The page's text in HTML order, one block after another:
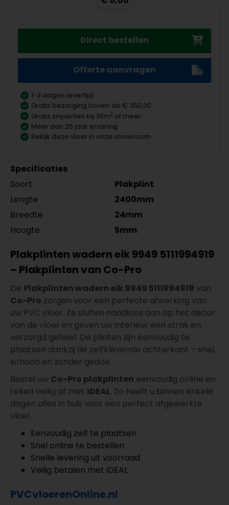
Direct bestellen
Offerte aanvragen
1-3 dagen levertijd
Gratis bezorging boven de € 350,00
Gratis snijverlies bij 35m2 of meer
Meer dan 25 jaar ervaring
Bekijk deze vloer in onze showroom
Specificaties
Soort
Plakplint
Lengte
2400mm
Breedte
24mm
Hoogte
5mm
Plakplinten wadern eik 9949 5111994919
– Plakplinten van Co-Pro
De Plakplinten wadern eik 9949 5111994919 van
Co-Pro zorgen voor een perfecte afwerking van
uw PVC vloer. Ze sluiten naadloos aan op het decor
van de vloer en geven uw interieur een strak en
verzorgd geheel. De plinten zijn eenvoudig te
plaatsen dankzij de zelfklevende achterkant – snel,
schoon en zonder gedoe.
Bestel uw Co-Pro plakplinten eenvoudig online en
reken veilig af met iDEAL. Zo heeft u binnen enkele
dagen alles in huis voor een perfect afgewerkte
vloer.
Eenvoudig zelf te plaatsen
Snel online te bestellen
Snelle levering uit voorraad
Veilig betalen met iDEAL
PVCvloerenOnline.nl